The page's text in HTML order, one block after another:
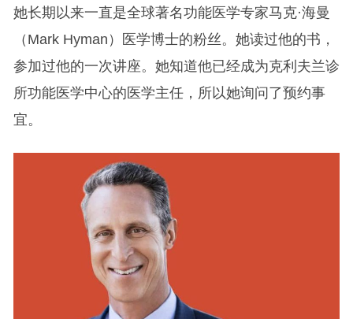
她长期以来一直是全球著名功能医学专家马克·海曼
（Mark Hyman）医学博士的粉丝。她读过他的书，
参加过他的一次讲座。她知道他已经成为克利夫兰诊
所功能医学中心的医学主任，所以她询问了预约事
宜。